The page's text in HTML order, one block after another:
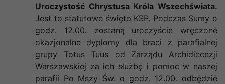
Uroczystość Chrystusa Króla Wszechświata.
Jest to statutowe święto KSP. Podczas Sumy o
godz. 12.00. zostaną uroczyście wręczone
okazjonalne dyplomy dla braci z parafialnej
grupy Totus Tuus od Zarządu Archidiecezji
Warszawskiej za ich służbę i pomoc w naszej
parafii Po Mszy Św. o godz. 12.00. odbędzie